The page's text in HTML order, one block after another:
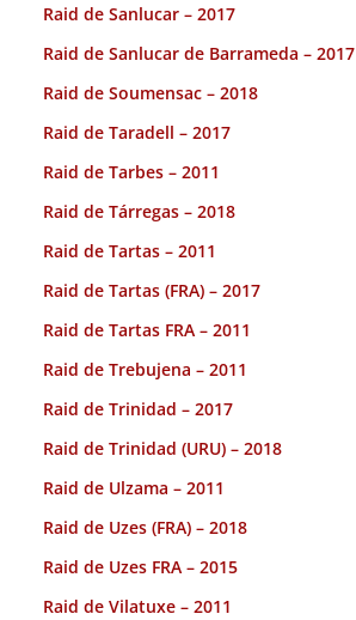
Raid de Sanlucar – 2017
Raid de Sanlucar de Barrameda – 2017
Raid de Soumensac – 2018
Raid de Taradell – 2017
Raid de Tarbes – 2011
Raid de Tárregas – 2018
Raid de Tartas – 2011
Raid de Tartas (FRA) – 2017
Raid de Tartas FRA – 2011
Raid de Trebujena – 2011
Raid de Trinidad – 2017
Raid de Trinidad (URU) – 2018
Raid de Ulzama – 2011
Raid de Uzes (FRA) – 2018
Raid de Uzes FRA – 2015
Raid de Vilatuxe – 2011